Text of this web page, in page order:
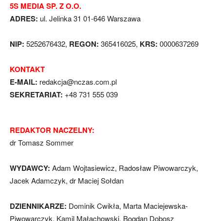
5S MEDIA SP. Z O.O.
ADRES: ul. Jelinka 31 01-646 Warszawa
NIP: 5252676432, REGON: 365416025, KRS: 0000637269
KONTAKT
E-MAIL: redakcja@nczas.com.pl
SEKRETARIAT: +48 731 555 039
REDAKTOR NACZELNY:
dr Tomasz Sommer
WYDAWCY: Adam Wojtasiewicz, Radosław Piwowarczyk,
Jacek Adamczyk, dr Maciej Sołdan
DZIENNIKARZE: Dominik Cwikła, Marta Maciejewska-
Piwowarczyk, Kamil Małachowski, Bogdan Dobosz